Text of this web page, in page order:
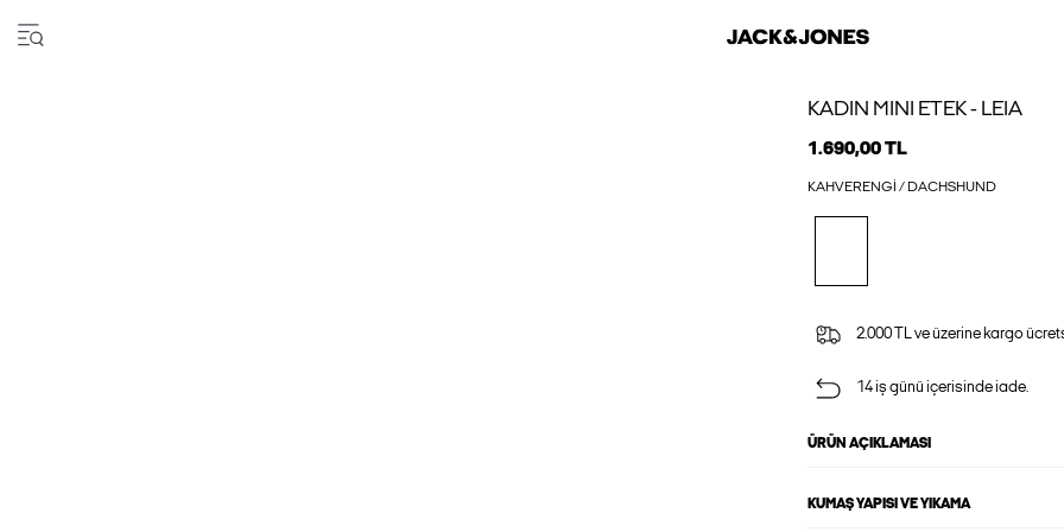
KADIN MINI ETEK - LEIA
1.690,00 TL
KAHVERENGI / DACHSHUND
2.000 TL ve üzerine kargo
14 iş günü içerisinde iade.
ÜRÜN AÇIKLAMASI
KUMAŞ YAPISI VE YIKAMA